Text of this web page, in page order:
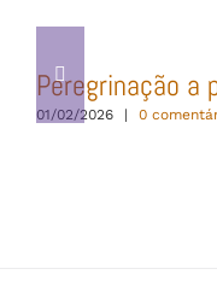
Peregrinação a
01/02/2026 | 0